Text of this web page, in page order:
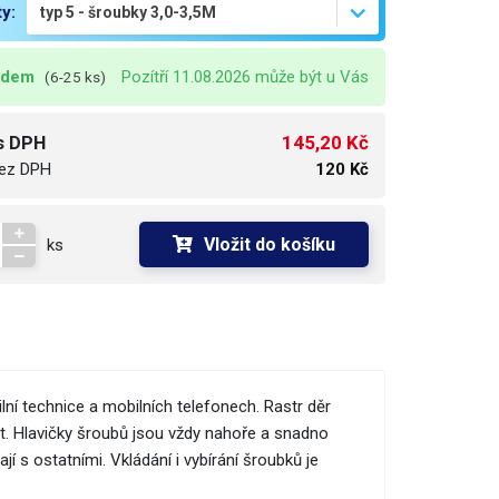
(6-25 ks) Pozítří 11.08.2026 může být u Vás
DPH
DPH
145,20 Kč
120 Kč
ks Vložit do košíku
technice a mobilních telefonech. Rastr děr
Hlavičky šroubů jsou vždy nahoře a snadno
s ostatními. Vkládání i vybírání šroubků je